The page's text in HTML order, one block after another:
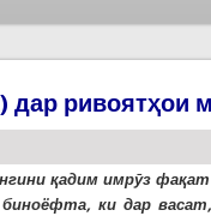
ривоятҳои
қадим имрӯз
биноёфта, ки дар